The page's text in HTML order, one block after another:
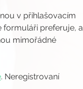
v přihlašovacím
formuláři preferuje, a
mimořádné
. Neregistrovaní